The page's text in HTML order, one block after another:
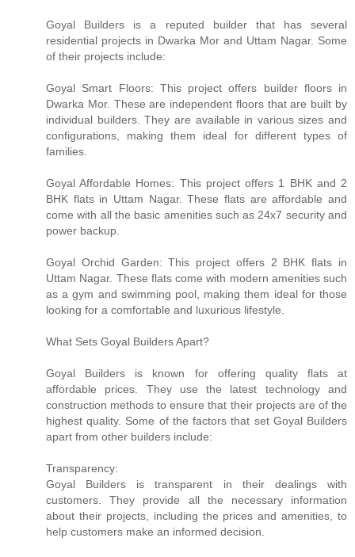
Goyal Builders is a reputed builder that has several
residential projects in Dwarka Mor and Uttam Nagar. Some
of their projects include:
Goyal Smart Floors: This project offers builder floors in
Dwarka Mor. These are independent floors that are built by
individual builders. They are available in various sizes and
configurations, making them ideal for different types of
families.
Goyal Affordable Homes: This project offers 1 BHK and 2
BHK flats in Uttam Nagar. These flats are affordable and
come with all the basic amenities such as 24x7 security and
power backup.
Goyal Orchid Garden: This project offers 2 BHK flats in
Uttam Nagar. These flats come with modern amenities such
as a gym and swimming pool, making them ideal for those
looking for a comfortable and luxurious lifestyle.
What Sets Goyal Builders Apart?
Goyal Builders is known for offering quality flats at
affordable prices. They use the latest technology and
construction methods to ensure that their projects are of the
highest quality. Some of the factors that set Goyal Builders
apart from other builders include:
Transparency:
Goyal Builders is transparent in their dealings with
customers. They provide all the necessary information
about their projects, including the prices and amenities, to
help customers make an informed decision.